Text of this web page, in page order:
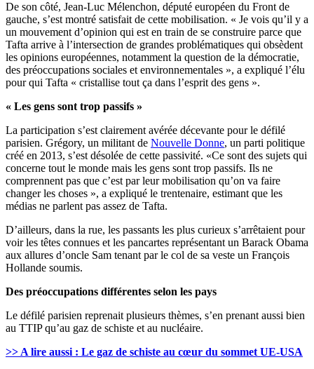
De son côté, Jean-Luc Mélenchon, député européen du Front de
gauche, s’est montré satisfait de cette mobilisation. « Je vois qu’il y a
un mouvement d’opinion qui est en train de se construire parce que
Tafta arrive à l’intersection de grandes problématiques qui obsèdent
les opinions européennes, notamment la question de la démocratie,
des préoccupations sociales et environnementales », a expliqué l’élu
pour qui Tafta « cristallise tout ça dans l’esprit des gens ».
« Les gens sont trop passifs »
La participation s’est clairement avérée décevante pour le défilé
parisien. Grégory, un militant de Nouvelle Donne, un parti politique
créé en 2013, s’est désolée de cette passivité. «Ce sont des sujets qui
concerne tout le monde mais les gens sont trop passifs. Ils ne
comprennent pas que c’est par leur mobilisation qu’on va faire
changer les choses », a expliqué le trentenaire, estimant que les
médias ne parlent pas assez de Tafta.
D’ailleurs, dans la rue, les passants les plus curieux s’arrêtaient pour
voir les têtes connues et les pancartes représentant un Barack Obama
aux allures d’oncle Sam tenant par le col de sa veste un François
Hollande soumis.
Des préoccupations différentes selon les pays
Le défilé parisien reprenait plusieurs thèmes, s’en prenant aussi bien
au TTIP qu’au gaz de schiste et au nucléaire.
>> A lire aussi : Le gaz de schiste au cœur du sommet UE-USA